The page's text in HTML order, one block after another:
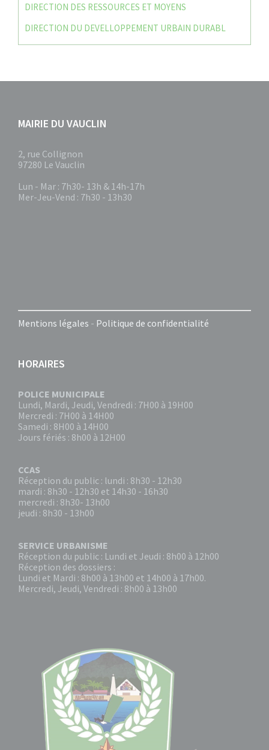
DIRECTION DES RESSOURCES ET MOYENS
DIRECTION DU DEVELLOPPEMENT URBAIN DURABL
MAIRIE DU VAUCLIN
2, rue Collignon
97280 Le Vauclin
Lun - Mar : 7h30- 13h & 14h-17h
Mer-Jeu-Vend : 7h30 - 13h30
Mentions légales - Politique de confidentialité
HORAIRES
POLICE MUNICIPALE
Lundi, Mardi, Jeudi, Vendredi : 7H00 à 19H00
Mercredi : 7H00 à 14H00
Samedi : 8H00 à 14H00
Jours fériés : 8h00 à 12H00
CCAS
Réception du public : lundi : 8h30 - 12h30
mardi : 8h30 - 12h30 et 14h30 - 16h30
mercredi : 8h30- 13h00
jeudi : 8h30 - 13h00
SERVICE URBANISME
Réception du public : Lundi et Jeudi : 8h00 à 12h00
Réception des dossiers :
Lundi et Mardi : 8h00 à 13h00 et 14h00 à 17h00.
Mercredi, Jeudi, Vendredi : 8h00 à 13h00